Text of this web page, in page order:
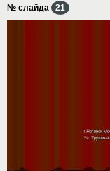
№ слайда 21